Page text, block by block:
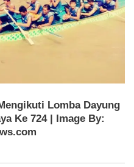
Lomba Dayung
Ke 724 | Image By: